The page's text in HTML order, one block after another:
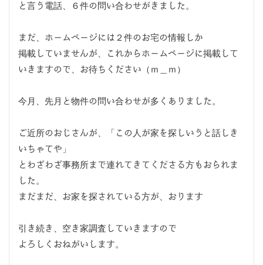
と言う電話、６件の問い合わせがきました。
まだ、ホームページには２件のお宅の情報しか
掲載していませんが、これからホームページに掲載して
いきますので、お待ちください（ｍ＿ｍ）
今月、先月と物件の問い合わせが多くありました。
ご近所のおじさんが、「この人が家を探しいうと話しき
いちゃてや」
とわざわざ事務所まで連れてきてくださる方もおられま
した。
まだまだ、お家を探されている方が、おります
引き続き、空き家調査していきますので
よろしくおねがいします。